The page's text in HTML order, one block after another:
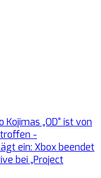
„OD“ ist von
-
ein: Xbox beendet
bei „Project